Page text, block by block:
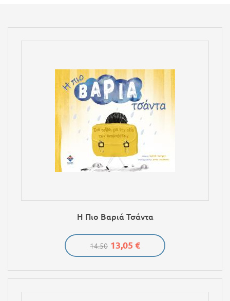
Η Πιο Βαριά Τσάντα
14.50 13,05 €